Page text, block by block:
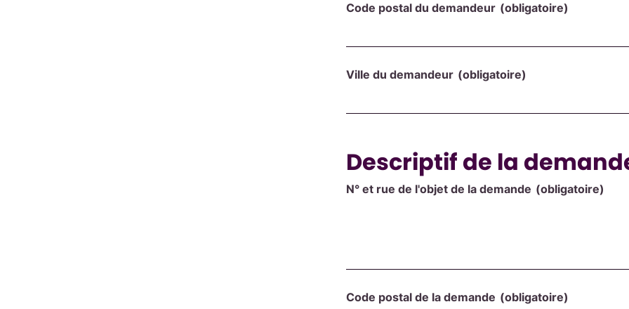
Code postal du demandeur (obligatoire)
Ville du demandeur (obligatoire)
Descriptif de la
N° et rue de l'objet de la demande (obligatoire)
Code postal de la demande (obligatoire)